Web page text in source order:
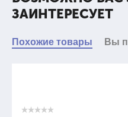
использовании, имеет
прибора в информационную
встроенный аккумулятор
и имеет ёмкость,
зарядка аккумулятора
ЗАИНТЕРЕСУЕТ
Похожие товары Вы